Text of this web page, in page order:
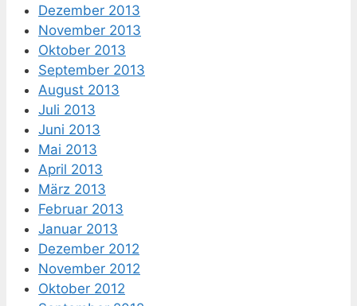
Dezember 2013
November 2013
Oktober 2013
September 2013
August 2013
Juli 2013
Juni 2013
Mai 2013
April 2013
März 2013
Februar 2013
Januar 2013
Dezember 2012
November 2012
Oktober 2012